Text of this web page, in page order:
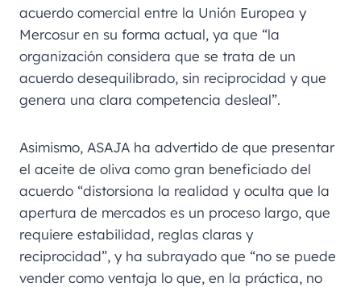
acuerdo comercial entre la Unión Europea y
Mercosur en su forma actual, ya que “la
organización considera que se trata de un
acuerdo desequilibrado, sin reciprocidad y que
genera una clara competencia desleal”.
Asimismo, ASAJA ha advertido de que presentar
el aceite de oliva como gran beneficiado del
acuerdo “distorsiona la realidad y oculta que la
apertura de mercados es un proceso largo, que
requiere estabilidad, reglas claras y
reciprocidad”, y ha subrayado que “no se puede
vender como ventaja lo que, en la práctica, no